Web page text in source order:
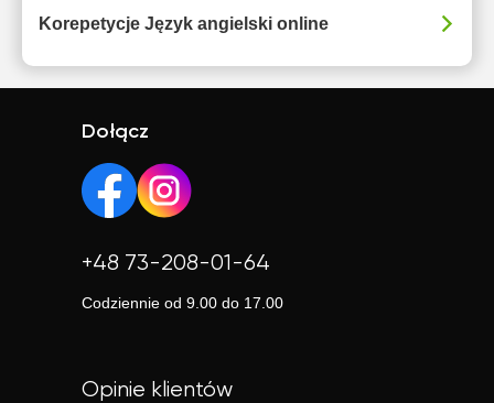
Korepetycje Język angielski online
Dołącz
+48 73-208-01-64
Codziennie od 9.00 do 17.00
Opinie klientów